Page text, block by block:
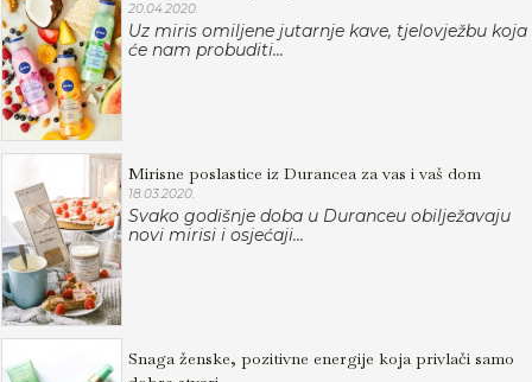
20.04.2020.
Uz miris omiljene jutarnje kave, tjelovježbu koja
će nam probuditi...
Mirisne poslastice iz Durancea za vas i vaš dom
18.03.2020.
Svako godišnje doba u Duranceu obilježavaju
novi mirisi i osjećaji...
Snaga ženske, pozitivne energije koja privlači samo